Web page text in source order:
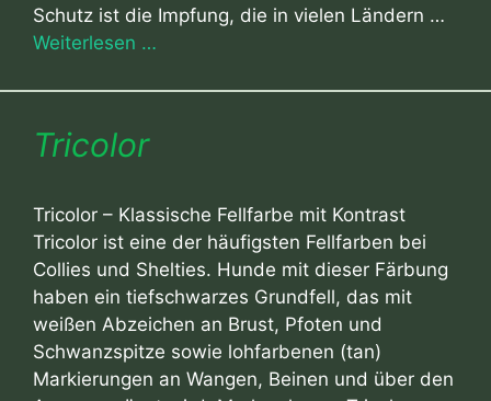
Schutz ist die Impfung, die in vielen Ländern …
Weiterlesen …
Tricolor
Tricolor – Klassische Fellfarbe mit Kontrast
Tricolor ist eine der häufigsten Fellfarben bei
Collies und Shelties. Hunde mit dieser Färbung
haben ein tiefschwarzes Grundfell, das mit
weißen Abzeichen an Brust, Pfoten und
Schwanzspitze sowie lohfarbenen (tan)
Markierungen an Wangen, Beinen und über den